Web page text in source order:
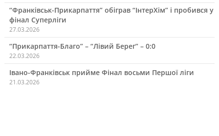
“Франківськ-Прикарпаття” обіграв “ІнтерХім” і пробився у
фінал Суперліги
27.03.2026
“Прикарпаття-Благо” – “Лівий Берег” – 0:0
22.03.2026
Івано-Франківськ прийме Фінал восьми Першої ліги
21.03.2026